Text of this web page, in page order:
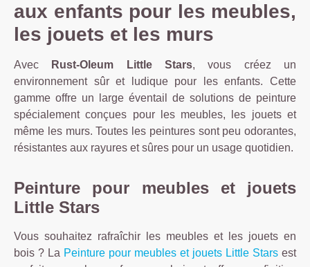
aux enfants pour les meubles,
les jouets et les murs
Avec Rust-Oleum Little Stars, vous créez un
environnement sûr et ludique pour les enfants. Cette
gamme offre un large éventail de solutions de peinture
spécialement conçues pour les meubles, les jouets et
même les murs. Toutes les peintures sont peu odorantes,
résistantes aux rayures et sûres pour un usage quotidien.
Peinture pour meubles et jouets
Little Stars
Vous souhaitez rafraîchir les meubles et les jouets en
bois ? La Peinture pour meubles et jouets Little Stars est